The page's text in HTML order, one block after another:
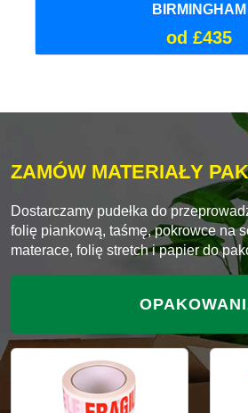
BIRMINGHAM
od £435
ZAMÓW MATERIAŁY
Dostarczamy pudełka do
folię piankową, taśmę, pokrowce na
materace, folię stretch i papier do